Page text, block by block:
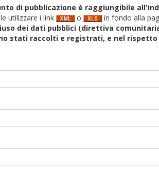
di pubblicazione è raggiungibile
utilizzare i link
o in fondo alla
dei dati pubblici (direttiva
stati raccolti e registrati, e nel